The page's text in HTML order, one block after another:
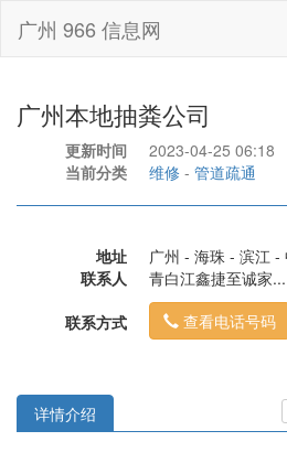
广州 966 信息网
广州本地抽粪公司
更新时间
2023-04-25 06:18
当前分类
维修 - 管道疏通
地址
广州 - 海珠 - 滨江 -
联系人
青白江鑫捷至诚家...
联系方式
查看电话号码
详情介绍